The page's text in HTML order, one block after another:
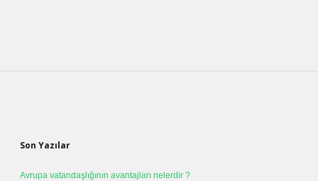
Son Yazılar
Avrupa vatandaşlığının avantajları nelerdir ?